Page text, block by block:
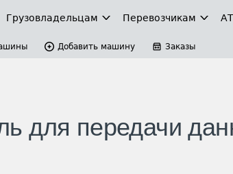
Грузовладельцам Перевозчикам
Добавить машину Заказы
для передачи